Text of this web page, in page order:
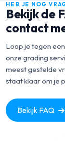
HEB JE NOG
Bekijk de
contact
Loop je tegen
onze grading
meest gestelde
staat klaar om je
Bekijk FAQ